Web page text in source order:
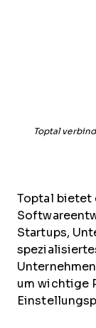
Toptal
Toptal bietet
Startups,
um wichtige